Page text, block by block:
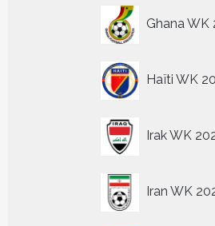
Ghana WK
Haïti WK
Irak WK
Iran WK